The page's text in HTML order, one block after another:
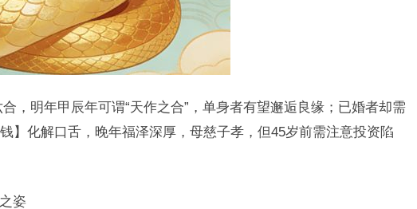
，明年甲辰年可谓“天作之合”，单身者有望邂逅良缘；已婚者却需
】化解口舌，晚年福泽深厚，母慈子孝，但45岁前需注意投资陷
姿